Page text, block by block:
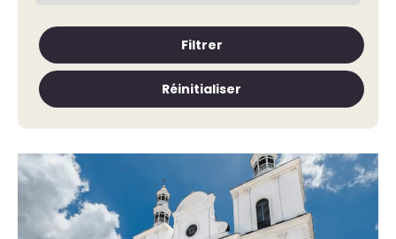
Filtrer
Réinitialiser